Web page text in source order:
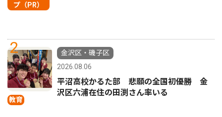
プ（PR）
2
教育
金沢区・磯子区
2026.08.06
平沼高校かるた部 悲願の全国初優勝 金
沢区六浦在住の田渕さん率いる